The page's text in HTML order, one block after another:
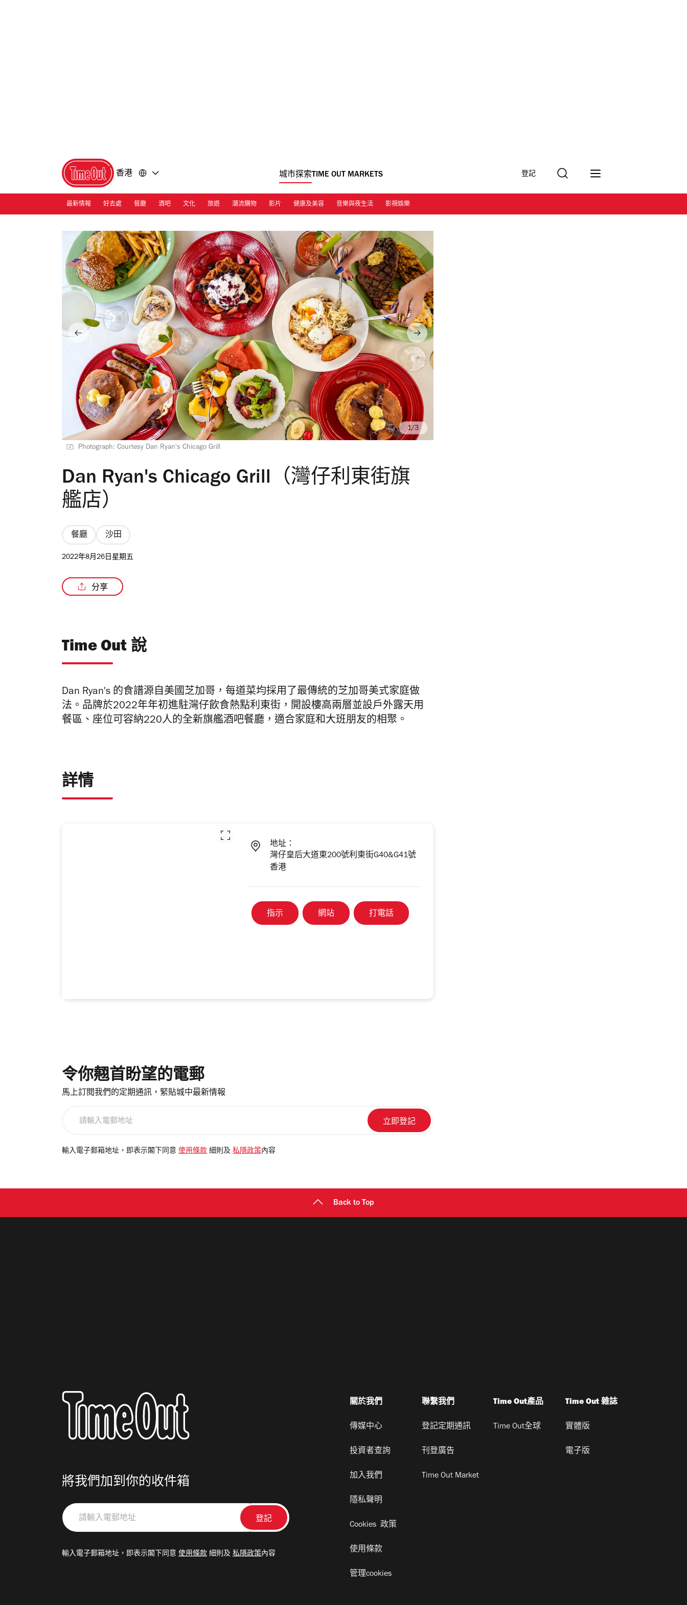
香港 城市探索TIME OUT MARKETS 登記
最新情報 好去處 餐廳 酒吧 文化 旅遊 潮流購物 影片 健康及美容 音樂與夜生活 影視娛樂
Photograph: Courtesy Dan Ryan's Chicago Grill
/3
Dan Ryan's Chicago Grill（灣仔利東街旗
艦店）
餐廳 沙田
2022年8月26日星期五
分享
Time Out 說
Dan Ryan's 的食譜源自美國芝加哥， 每道菜均採用了最傳統的芝加哥美式家庭做
法。品牌於2022年年初進駐灣仔飲食熱點利東街， 開設樓高兩層並設戶外露天用
餐區、座位可容納220人的全新旗艦酒吧餐廳，適合家庭和大班朋友的相聚。
詳情
地址：
灣仔皇后大道東200號利東街G40&G41號
香港
指示 網站 打電話
令你翹首盼望的電郵
馬上訂閱我們的定期通訊，緊貼城中最新情報
電
輸入電子郵箱地址，即表示閣下同意 使用條款 細則及 私隱政策 內容
Back to Top
將我們加到你的收件箱
請
輸
郵
輸入電子郵箱地址，即表示閣下同意 使用條款 細則及 私隱政策內容
關於我們
傳媒中心
投資者查詢
加入我們
隱私聲明
Cookies 政策
使用條款
管理cookies
聯繫我們
登記定期通訊
刊登廣告
Time Out Market
Time Out產品
Time Out全球
Time Out 雜誌
實體版
電子版